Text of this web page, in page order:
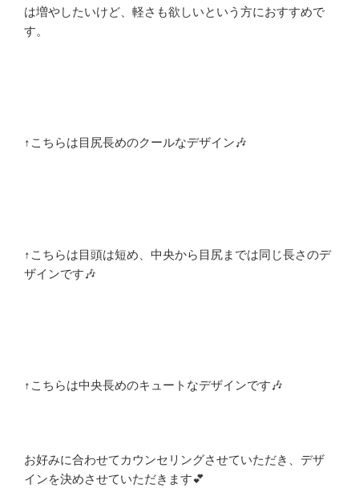
は増やしたいけど、軽さも欲しいという方におすすめで
す。
↑こちらは目尻長めのクールなデザイン🎶
↑こちらは目頭は短め、中央から目尻までは同じ長さのデ
ザインです🎶
↑こちらは中央長めのキュートなデザインです🎶
お好みに合わせてカウンセリングさせていただき、デザ
インを決めさせていただきます💕